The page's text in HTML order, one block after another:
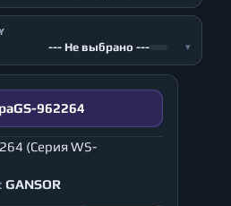
--- Не выбрано --- ▾
GS-962264
(Серия WS-
GANSOR